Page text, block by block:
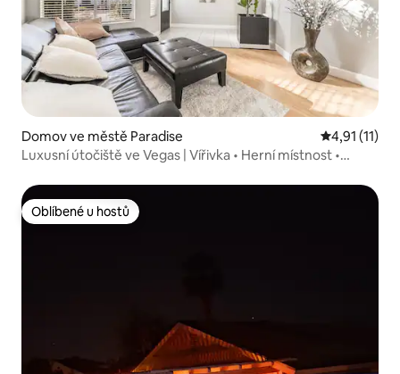
Domov ve městě Paradise Průměrné
4,91 (11)
Luxusní útočiště ve Vegas | Vířivka • Herní místnost •
Oblíbené u hostů
Oblíbené u hostů